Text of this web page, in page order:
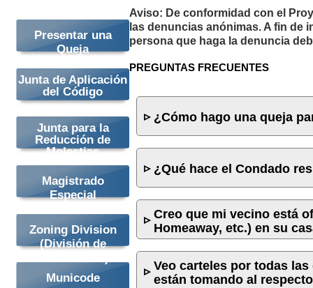
Presentar una
Queja
Junta de Aplicación
del Código
Junta para la
Reducción de
Molestias
Magistrado
Especial
Zoning Division
(División de
Municode
Aviso: De conformidad con el
las denuncias anónimas. A fin de
persona que haga la denuncia
PREGUNTAS FRECUENTES
¿Cómo hago una queja
¿Qué hace el Condado
Creo que mi vecino está
Homeaway, etc.) en su
Veo carteles por todas
están tomando al